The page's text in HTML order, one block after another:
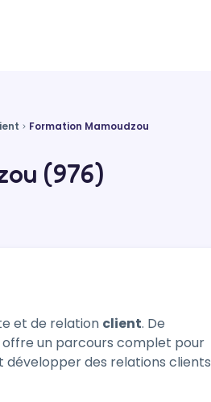
Formation Mamoudzou
(976)
et de relation client. De
un parcours complet pour
des relations clients